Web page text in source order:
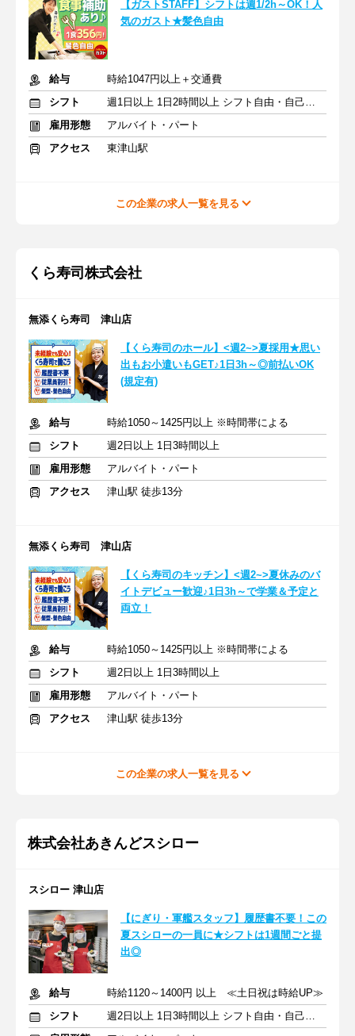
【ガストSTAFF】シフトは週1/2h～OK！人
気のガスト★髪色自由
給与
時給1047円以上＋交通費
シフト
週1日以上 1日2時間以上 シフト自由・自己申告
雇用形態
アルバイト・パート
アクセス
東津山駅
この企業の求人一覧を見る
くら寿司株式会社
無添くら寿司 津山店
【くら寿司のホール】<週2~>夏採用★思い
出もお小遣いもGET♪1日3h～◎前払いOK
(規定有)
給与
時給1050～1425円以上 ※時間帯による
シフト
週2日以上 1日3時間以上
雇用形態
アルバイト・パート
アクセス
津山駅 徒歩13分
無添くら寿司 津山店
【くら寿司のキッチン】<週2~>夏休みのバ
イトデビュー歓迎♪1日3h～で学業＆予定と
両立！
給与
時給1050～1425円以上 ※時間帯による
シフト
週2日以上 1日3時間以上
雇用形態
アルバイト・パート
アクセス
津山駅 徒歩13分
この企業の求人一覧を見る
株式会社あきんどスシロー
スシロー 津山店
【にぎり・軍艦スタッフ】履歴書不要！この
夏スシローの一員に★シフトは1週間ごと提
出◎
給与
時給1120～1400円 以上 ≪土日祝は時給UP≫
シフト
週2日以上 1日3時間以上 シフト自由・自己申告